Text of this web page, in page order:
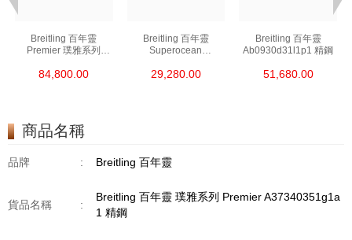
Breitling 百年靈
Premier 璞雅系列
84,800.00
Breitling 百年靈
Superocean
A17376a31l1s1 精鋼
29,280.00
Breitling 百年靈
Ab0930d31l1p1 精鋼
51,680.00
商品名稱
品牌 : Breitling 百年靈
貨品名稱 :
Breitling 百年靈 璞雅系列 Premier A37340351g1a
1 精鋼